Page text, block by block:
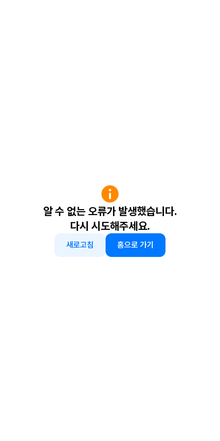
알 수 없는 오류가 발생했습니다.
다시 시도해주세요.
새로고침 홈으로 가기